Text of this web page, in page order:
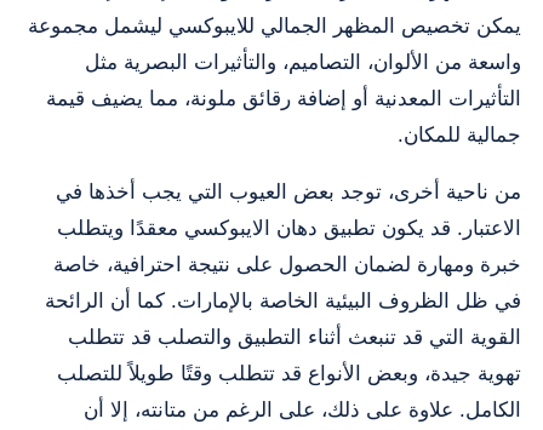
يمكن تخصيص المظهر الجمالي للايبوكسي ليشمل مجموعة
واسعة من الألوان، التصاميم، والتأثيرات البصرية مثل
التأثيرات المعدنية أو إضافة رقائق ملونة، مما يضيف قيمة
جمالية للمكان.
من ناحية أخرى، توجد بعض العيوب التي يجب أخذها في
الاعتبار. قد يكون تطبيق دهان الايبوكسي معقدًا ويتطلب
خبرة ومهارة لضمان الحصول على نتيجة احترافية، خاصة
في ظل الظروف البيئية الخاصة بالإمارات. كما أن الرائحة
القوية التي قد تنبعث أثناء التطبيق والتصلب قد تتطلب
تهوية جيدة، وبعض الأنواع قد تتطلب وقتًا طويلاً للتصلب
الكامل. علاوة على ذلك، على الرغم من متانته، إلا أن